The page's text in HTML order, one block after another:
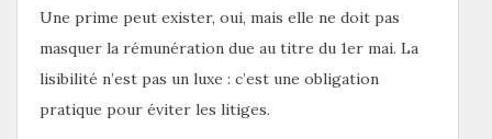
Une prime peut exister, oui, mais elle ne doit pas
masquer la rémunération due au titre du 1er mai. La
lisibilité n’est pas un luxe : c’est une obligation
pratique pour éviter les litiges.